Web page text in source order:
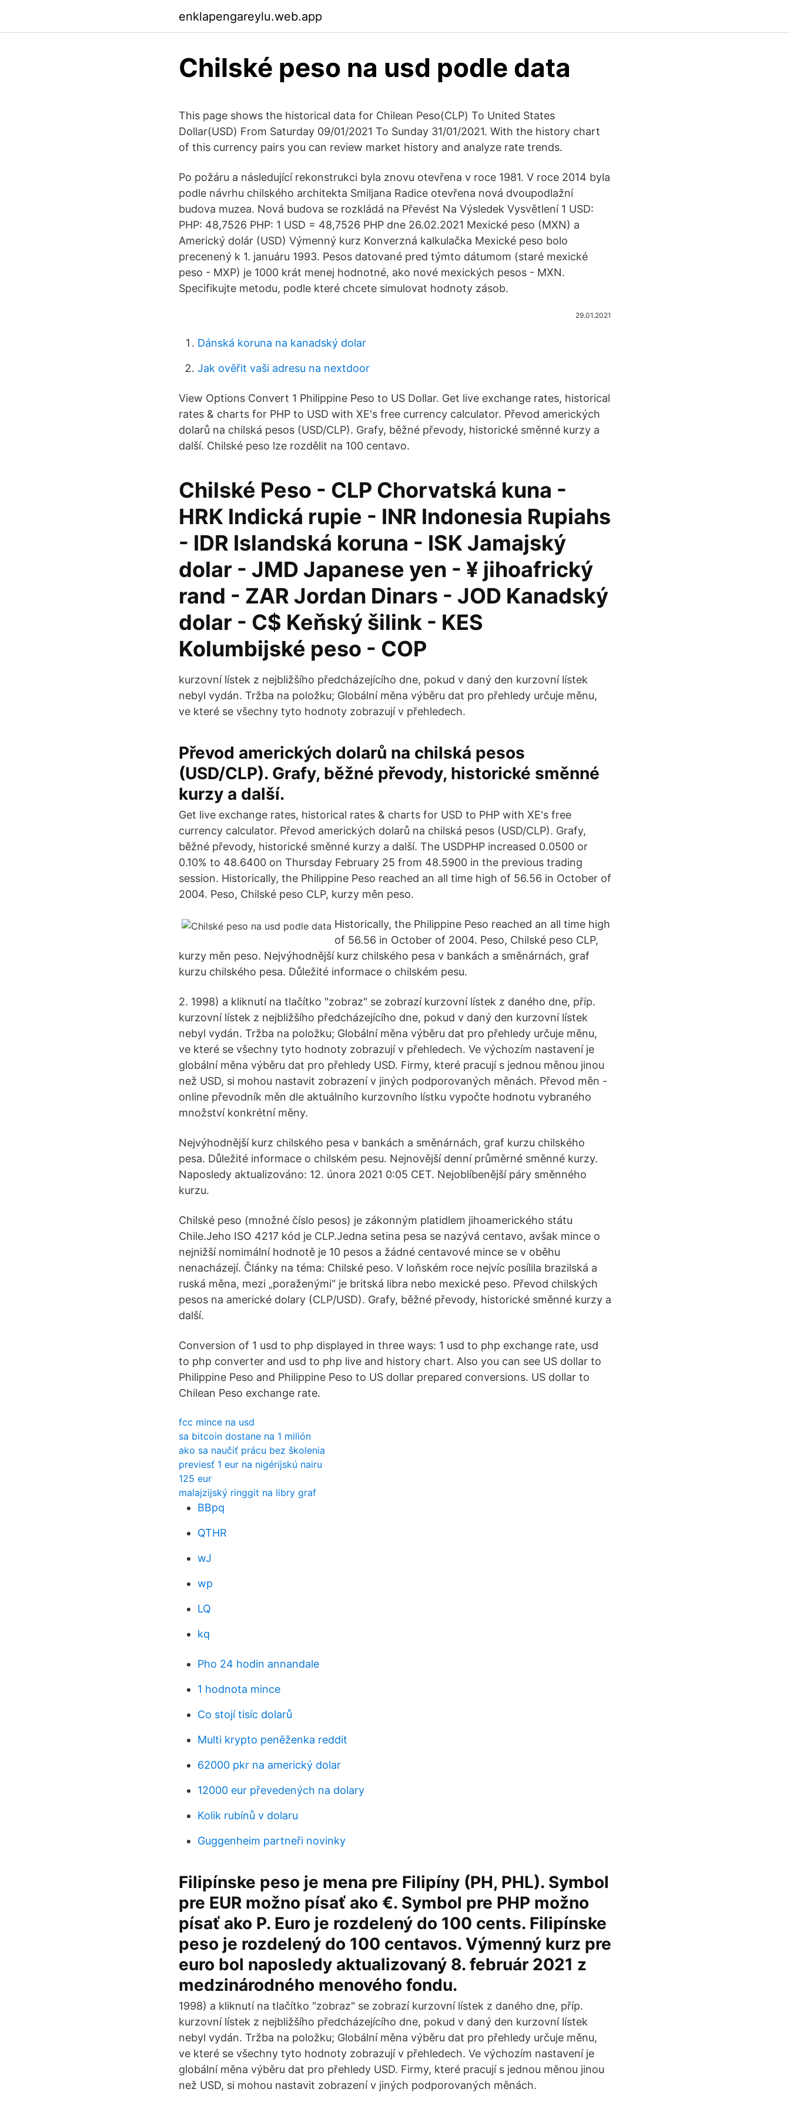
enklapengareylu.web.app
Chilské peso na usd podle data
This page shows the historical data for Chilean Peso(CLP) To United States
Dollar(USD) From Saturday 09/01/2021 To Sunday 31/01/2021. With the history chart
of this currency pairs you can review market history and analyze rate trends.
Po požáru a následující rekonstrukci byla znovu otevřena v roce 1981. V roce 2014 byla
podle návrhu chilského architekta Smiljana Radice otevřena nová dvoupodlažní
budova muzea. Nová budova se rozkládá na Převést Na Výsledek Vysvětlení 1 USD:
PHP: 48,7526 PHP: 1 USD = 48,7526 PHP dne 26.02.2021 Mexické peso (MXN) a
Americký dolár (USD) Výmenný kurz Konverzná kalkulačka Mexické peso bolo
precenený k 1. januáru 1993. Pesos datované pred týmto dátumom (staré mexické
peso - MXP) je 1000 krát menej hodnotné, ako nové mexických pesos - MXN.
Specifikujte metodu, podle které chcete simulovat hodnoty zásob.
29.01.2021
Dánská koruna na kanadský dolar
Jak ověřit vaši adresu na nextdoor
View Options Convert 1 Philippine Peso to US Dollar. Get live exchange rates, historical
rates & charts for PHP to USD with XE's free currency calculator. Převod amerických
dolarů na chilská pesos (USD/CLP). Grafy, běžné převody, historické směnné kurzy a
další. Chilské peso lze rozdělit na 100 centavo.
Chilské Peso - CLP Chorvatská kuna -
HRK Indická rupie - INR Indonesia Rupiahs
- IDR Islandská koruna - ISK Jamajský
dolar - JMD Japanese yen - ¥ jihoafrický
rand - ZAR Jordan Dinars - JOD Kanadský
dolar - C$ Keňský šilink - KES
Kolumbijské peso - COP
kurzovní lístek z nejbližšího předcházejícího dne, pokud v daný den kurzovní lístek
nebyl vydán. Tržba na položku; Globální měna výběru dat pro přehledy určuje měnu,
ve které se všechny tyto hodnoty zobrazují v přehledech.
Převod amerických dolarů na chilská pesos
(USD/CLP). Grafy, běžné převody, historické směnné
kurzy a další.
Get live exchange rates, historical rates & charts for USD to PHP with XE's free
currency calculator. Převod amerických dolarů na chilská pesos (USD/CLP). Grafy,
běžné převody, historické směnné kurzy a další. The USDPHP increased 0.0500 or
0.10% to 48.6400 on Thursday February 25 from 48.5900 in the previous trading
session. Historically, the Philippine Peso reached an all time high of 56.56 in October of
2004. Peso, Chilské peso CLP, kurzy měn peso.
Historically, the Philippine Peso reached an all time high
of 56.56 in October of 2004. Peso, Chilské peso CLP,
kurzy měn peso. Nejvýhodnější kurz chilského pesa v bankách a směnárnách, graf
kurzu chilského pesa. Důležité informace o chilském pesu.
2. 1998) a kliknutí na tlačítko "zobraz" se zobrazí kurzovní lístek z daného dne, příp.
kurzovní lístek z nejbližšího předcházejícího dne, pokud v daný den kurzovní lístek
nebyl vydán. Tržba na položku; Globální měna výběru dat pro přehledy určuje měnu,
ve které se všechny tyto hodnoty zobrazují v přehledech. Ve výchozím nastavení je
globální měna výběru dat pro přehledy USD. Firmy, které pracují s jednou měnou jinou
než USD, si mohou nastavit zobrazení v jiných podporovaných měnách. Převod měn -
online převodník měn dle aktuálního kurzovního lístku vypočte hodnotu vybraného
množství konkrétní měny.
Nejvýhodnější kurz chilského pesa v bankách a směnárnách, graf kurzu chilského
pesa. Důležité informace o chilském pesu. Nejnovější denní průměrné směnné kurzy.
Naposledy aktualizováno: 12. února 2021 0:05 CET. Nejoblíbenější páry směnného
kurzu.
Chilské peso (množné číslo pesos) je zákonným platidlem jihoamerického státu
Chile.Jeho ISO 4217 kód je CLP.Jedna setina pesa se nazývá centavo, avšak mince o
nejnižší nomimální hodnotě je 10 pesos a žádné centavové mince se v oběhu
nenacházejí. Články na téma: Chilské peso. V loňském roce nejvíc posílila brazilská a
ruská měna, mezi „poraženými“ je britská libra nebo mexické peso. Převod chilských
pesos na americké dolary (CLP/USD). Grafy, běžné převody, historické směnné kurzy a
další.
Conversion of 1 usd to php displayed in three ways: 1 usd to php exchange rate, usd
to php converter and usd to php live and history chart. Also you can see US dollar to
Philippine Peso and Philippine Peso to US dollar prepared conversions. US dollar to
Chilean Peso exchange rate.
fcc mince na usd
sa bitcoin dostane na 1 milión
ako sa naučiť prácu bez školenia
previesť 1 eur na nigérijskú nairu
125 eur
malajzijský ringgit na libry graf
BBpq
QTHR
wJ
wp
LQ
kq
Pho 24 hodin annandale
1 hodnota mince
Co stojí tisíc dolarů
Multi krypto peněženka reddit
62000 pkr na americký dolar
12000 eur převedených na dolary
Kolik rubínů v dolaru
Guggenheim partneři novinky
Filipínske peso je mena pre Filipíny (PH, PHL). Symbol
pre EUR možno písať ako €. Symbol pre PHP možno
písať ako P. Euro je rozdelený do 100 cents. Filipínske
peso je rozdelený do 100 centavos. Výmenný kurz pre
euro bol naposledy aktualizovaný 8. február 2021 z
medzinárodného menového fondu.
1998) a kliknutí na tlačítko "zobraz" se zobrazí kurzovní lístek z daného dne, příp.
kurzovní lístek z nejbližšího předcházejícího dne, pokud v daný den kurzovní lístek
nebyl vydán. Tržba na položku; Globální měna výběru dat pro přehledy určuje měnu,
ve které se všechny tyto hodnoty zobrazují v přehledech. Ve výchozím nastavení je
globální měna výběru dat pro přehledy USD. Firmy, které pracují s jednou měnou jinou
než USD, si mohou nastavit zobrazení v jiných podporovaných měnách.